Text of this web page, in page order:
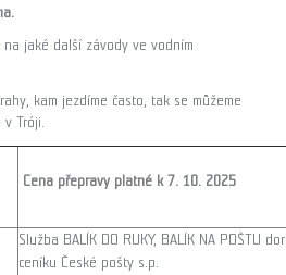
jaké další závody ve vodním
kam jezdíme často, tak se můžeme
Tróji.
Cena přepravy platné k 7. 10. 2025
Služba BALÍK DO RUKY, BALÍK NA
ceníku České pošty s.p.